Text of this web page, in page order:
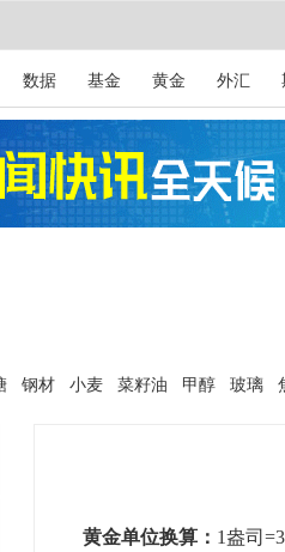
数据 基金 黄金 外汇
钢材 小麦 菜籽油 甲醇 玻璃 焦
黄金单位换算： 1盎司